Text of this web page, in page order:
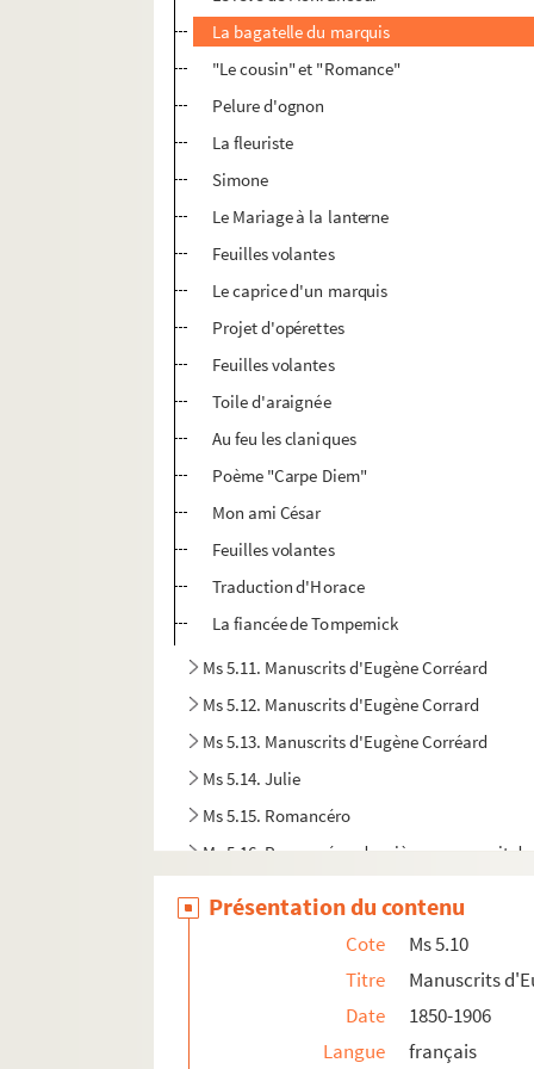
La bagatelle du marquis
"Le cousin" et "Romance"
Pelure d'ognon
La fleuriste
Simone
Le Mariage à la lanterne
Feuilles volantes
Le caprice d'un marquis
Projet d'opérettes
Feuilles volantes
Toile d'araignée
Au feu les claniques
Poème "Carpe Diem"
Mon ami César
Feuilles volantes
Traduction d'Horace
La fiancée de Tompernick
Ms 5.11. Manuscrits d'Eugène Corréard
Ms 5.12. Manuscrits d'Eugène Corrard
Ms 5.13. Manuscrits d'Eugène Corréard
Ms 5.14. Julie
Ms 5.15. Romancéro
Ms 5.16. Romancéro, deuxième manuscrit
Présentation du contenu
Cote
Ms 5.10
Titre
Manuscrits
Date
1850-1906
Langue
français